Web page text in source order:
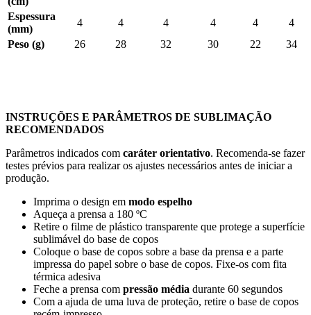
Espessura
(mm)
4 4 4 4 4
4
Peso (g)
26 28 32 30 22 34
INSTRUÇÕES E PARÂMETROS DE SUBLIMAÇÃO
RECOMENDADOS
Parâmetros indicados com caráter orientativo. Recomenda-se fazer
testes prévios para realizar os ajustes necessários antes de iniciar a
produção.
Imprima o design em modo espelho
Aqueça a prensa a 180 ºC
Retire o filme de plástico transparente que protege a superfície
sublimável do base de copos
Coloque o base de copos sobre a base da prensa e a parte
impressa do papel sobre o base de copos. Fixe-os com fita
térmica adesiva
Feche a prensa com pressão média durante 60 segundos
Com a ajuda de uma luva de proteção, retire o base de copos